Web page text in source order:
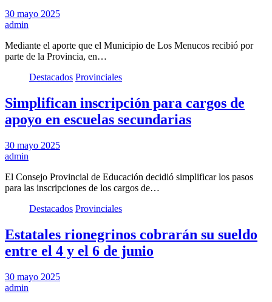
30 mayo 2025
admin
Mediante el aporte que el Municipio de Los Menucos recibió por
parte de la Provincia, en…
Destacados Provinciales
Simplifican inscripción para cargos de
apoyo en escuelas secundarias
30 mayo 2025
admin
El Consejo Provincial de Educación decidió simplificar los pasos
para las inscripciones de los cargos de…
Destacados Provinciales
Estatales rionegrinos cobrarán su sueldo
entre el 4 y el 6 de junio
30 mayo 2025
admin